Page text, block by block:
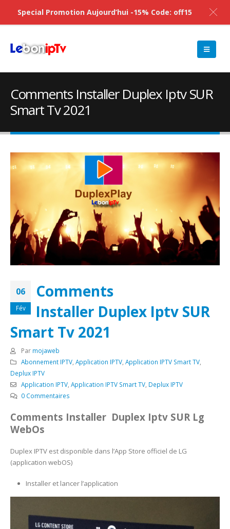
Comments Installer Duplex Iptv SUR
Smart Tv 2021
06
Fév
Comments
Installer Duplex Iptv SUR
Smart Tv 2021
Par mojaweb
Abonnement IPTV, Application IPTV, Application IPTV Smart TV,
Deplux IPTV
Application IPTV, Application IPTV Smart TV, Deplux IPTV
0 Commentaires
Comments Installer Duplex Iptv SUR Lg
WebOs
Duplex IPTV est disponible dans l’App Store officiel de LG
(application webOS)
Installer et lancer l’application
Special Promotion Aujourd’hui -15% Code: off15